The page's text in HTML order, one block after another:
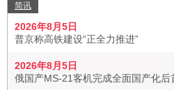
简讯
2026年8月5日
普京称高铁建设“正全力推进”
2026年8月5日
俄国产MS-21客机完成全面国产化后